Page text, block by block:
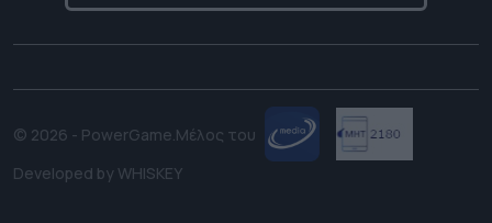
© 2026 - PowerGame.Μέλος του
Developed by WHISKEY